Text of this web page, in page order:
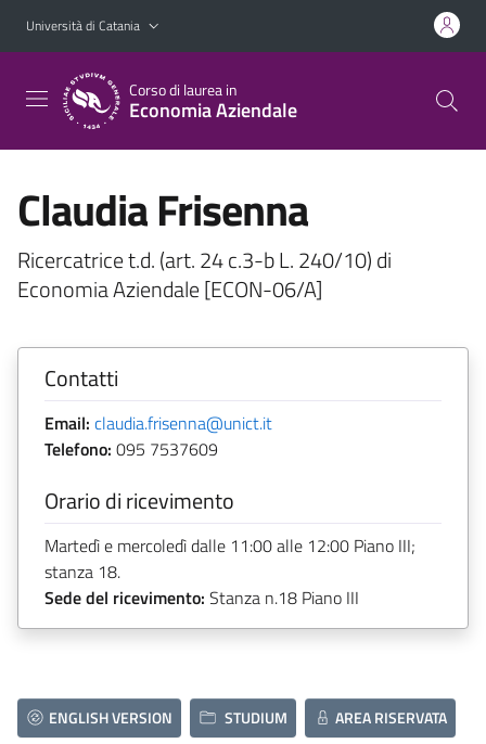
Vai al contenuto principale
Vai al menu di navigazione
Università di Catania
Corso di laurea in
Economia Aziendale
Claudia Frisenna
Ricercatrice t.d. (art. 24 c.3-b L. 240/10) di
Economia Aziendale [ECON-06/A]
Contatti
Email: claudia.frisenna@unict.it
Telefono: 095 7537609
Orario di ricevimento
Martedì e mercoledì dalle 11:00 alle 12:00 Piano III;
stanza 18.
Sede del ricevimento: Stanza n.18 Piano III
ENGLISH VERSION STUDIUM AREA RISERVATA